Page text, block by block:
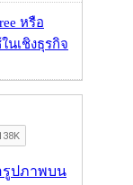
หรือ
นเชิงธุรกิจ
รูปภาพบน